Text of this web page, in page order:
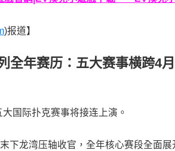
)报道】
全年赛历：五大赛事横跨4
国际扑克赛事将接连上演。
下龙湾压轴收官，全年核心赛段全面展